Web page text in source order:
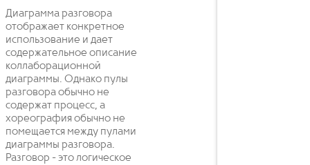
Диаграмма разговора
отображает конкретное
использование и дает
содержательное описание
коллаборационной
диаграммы. Однако пулы
разговора обычно не
содержат процесс, а
хореография обычно не
помещается между пулами
диаграммы разговора.
Разговор - это логическое